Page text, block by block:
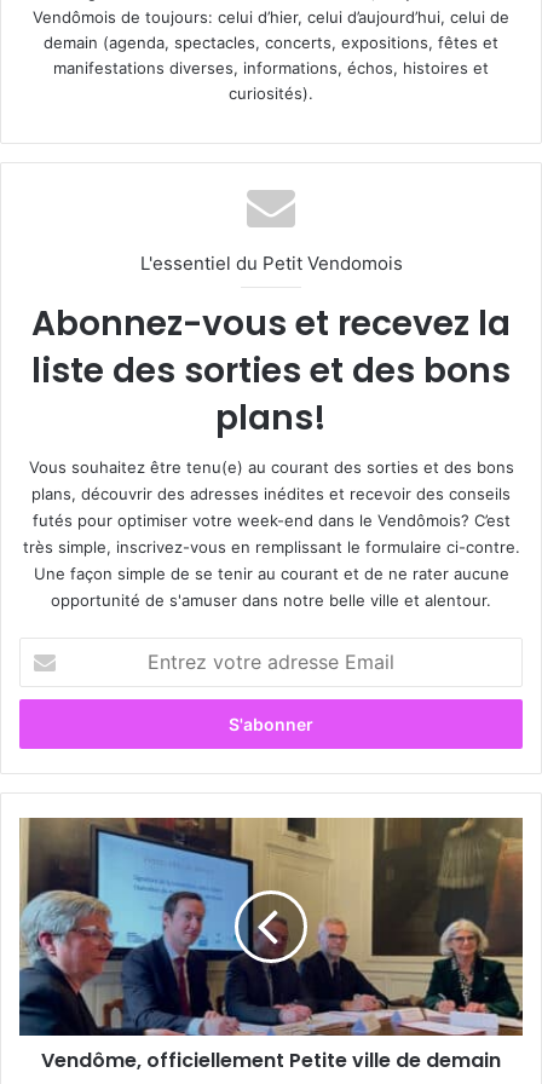
Vendômois de toujours: celui d’hier, celui d’aujourd’hui, celui de
demain (agenda, spectacles, concerts, expositions, fêtes et
manifestations diverses, informations, échos, histoires et
curiosités).
L'essentiel du Petit Vendomois
Abonnez-vous et recevez la
liste des sorties et des bons
plans!
Vous souhaitez être tenu(e) au courant des sorties et des bons
plans, découvrir des adresses inédites et recevoir des conseils
futés pour optimiser votre week-end dans le Vendômois? C’est
très simple, inscrivez-vous en remplissant le formulaire ci-contre.
Une façon simple de se tenir au courant et de ne rater aucune
opportunité de s'amuser dans notre belle ville et alentour.
t
e
z
e
a
d
e
n
d
ô
m
,
o
Vendôme, officiellement Petite ville de demain